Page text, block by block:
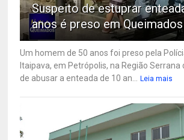
Suspeito de estuprar
anos é preso em Queimados
Um homem de 50 anos foi preso pela
Itaipava, em Petrópolis, na Região Serrana
de abusar a enteada de 10 an...
Leia mais